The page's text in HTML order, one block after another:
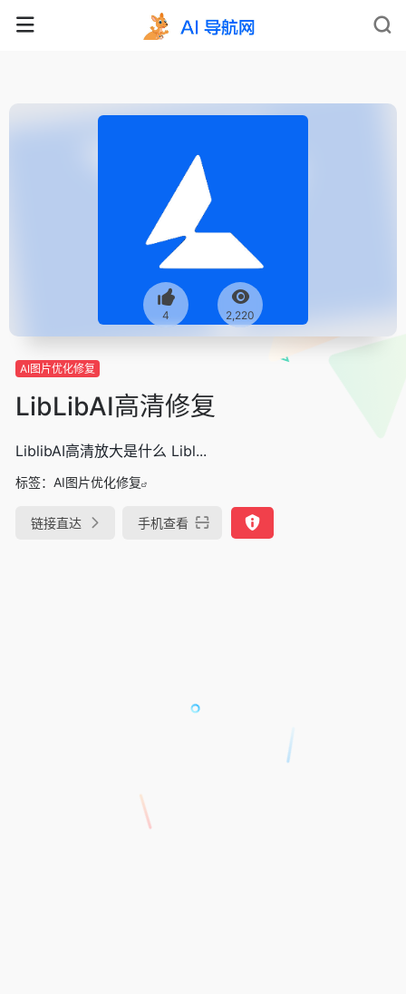
4 2,220
AI图片优化修复
LibLibAI高清修复
LiblibAI高清放大是什么 Libl...
标签： AI图片优化修复
链接直达 手机查看